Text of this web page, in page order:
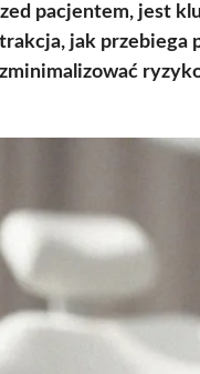
pacjentem, jest
jak przebiega